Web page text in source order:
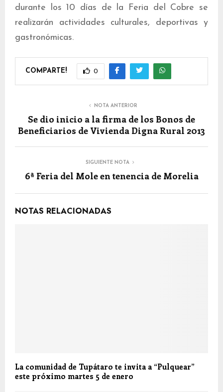
durante los 10 días de la Feria del Cobre se
realizarán actividades culturales, deportivas y
gastronómicas.
COMPARTE! 0
NOTA ANTERIOR
Se dio inicio a la firma de los Bonos de
Beneficiarios de Vivienda Digna Rural 2013
SIGUIENTE NOTA
6ª Feria del Mole en tenencia de Morelia
NOTAS RELACIONADAS
La comunidad de Tupátaro te invita a “Pulquear”
este próximo martes 5 de enero